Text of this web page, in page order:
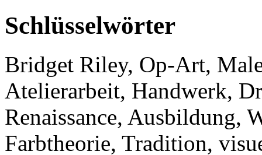
Schlüsselwörter
Bridget Riley, Op-Art,
Atelierarbeit, Handwerk,
Renaissance, Ausbildung,
Farbtheorie, Tradition,